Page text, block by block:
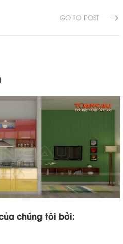
GO TO POST
chúng tôi bởi: